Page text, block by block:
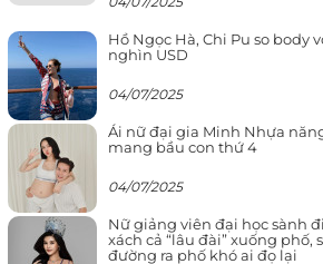
Hồ Ngọc Hà, Chi Pu so body
nghìn USD
04/07/2025
Ái nữ đại gia Minh Nhựa
mang bầu con thứ 4
04/07/2025
Nữ giảng viên đại học sành
xách cả “lâu đài” xuống
đường ra phố khó ai đọ lại